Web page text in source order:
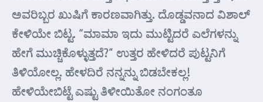
ಅವರಿಬ್ಬರ ಖುಷಿಗೆ ಕಾರಣವಾಗಿತ್ತು. ದೊಡ್ಡವನಾದ ವಿಶಾಲ್
ಕೇಳಿಯೇ ಬಿಟ್ಟ. “ಮಾಮಾ ಇದು ಮುಟ್ಟಿದರೆ ಎಲೆಗಳನ್ನು
ಹೇಗೆ ಮುಚ್ಚಿಕೊಳ್ಳುತ್ತದೆ?” ಉತ್ತರ ಹೇಳಿದರೆ ಪುಟ್ಟನಿಗೆ
ತಿಳಿಯೋಲ್ಲ. ಹೇಳದಿರೆ ನನ್ನನ್ನು ಬಿಡಬೇಕಲ್ಲ!
ಹೇಳಿಯೇಬಿಟ್ಟೆ ಎಷ್ಟು ತಿಳೀಯಿತೋ ನಂಗಂತೂ